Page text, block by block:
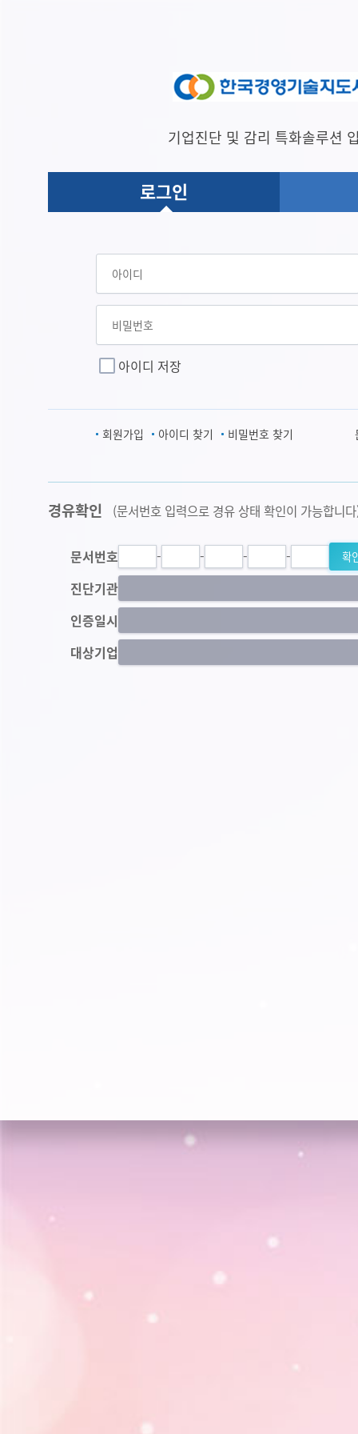
기업진단 및 감리 특화솔루션
로그인
아이디
비밀번호
아이디 저장
회원가입 아이디 찾기 비밀번호 찾기
경유확인 (문서번호 입력으로 경유 상태 확인이 가능합니
문서번호 - - - - 확
진단기관
인증일시
대상기업